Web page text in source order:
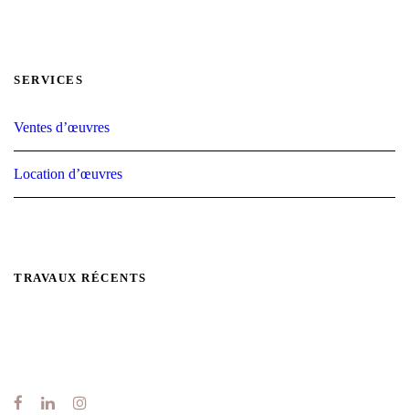
SERVICES
Ventes d’œuvres
Location d’œuvres
TRAVAUX RÉCENTS